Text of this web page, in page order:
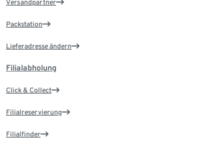
Versandpartner
Packstation
Lieferadresse ändern
Filialabholung
Click & Collect
Filialreservierung
Filialfinder